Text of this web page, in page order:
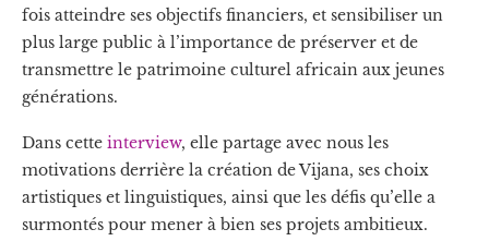
fois atteindre ses objectifs financiers, et sensibiliser un
plus large public à l’importance de préserver et de
transmettre le patrimoine culturel africain aux jeunes
générations.
Dans cette interview, elle partage avec nous les
motivations derrière la création de Vijana, ses choix
artistiques et linguistiques, ainsi que les défis qu’elle a
surmontés pour mener à bien ses projets ambitieux.